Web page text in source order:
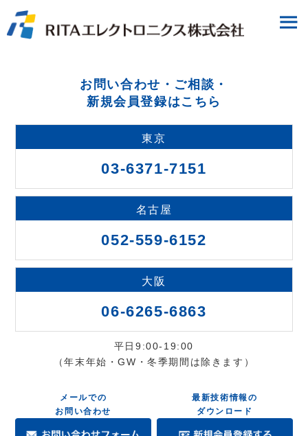
お問い合わせ・ご相談・
新規会員登録はこちら
東京
03-6371-7151
名古屋
052-559-6152
大阪
06-6265-6863
平日9:00-19:00
（年末年始・GW・冬季期間は除きます）
メールでの
お問い合わせ
最新技術情報の
ダウンロード